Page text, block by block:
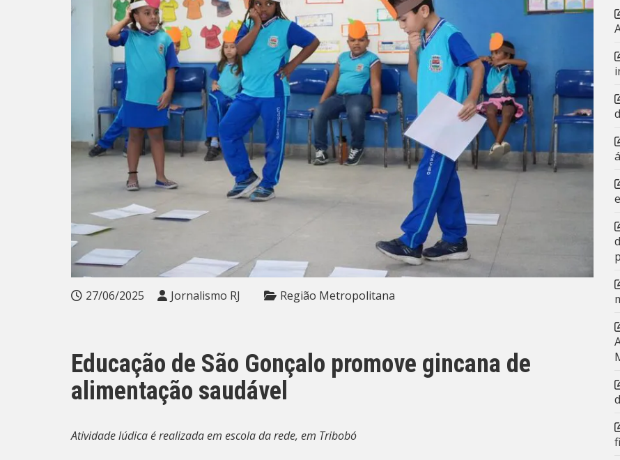
27/06/2025 Jornalismo RJ Região Metropolitana
Educação de São Gonçalo promove gincana de
alimentação saudável
Atividade lúdica é realizada em escola da rede, em Tribobó